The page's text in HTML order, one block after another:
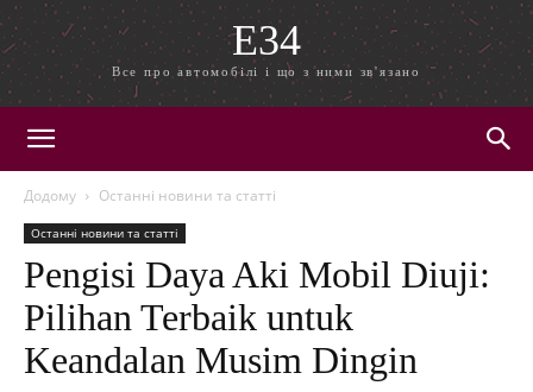
E34
Все про автомобілі і що з ними зв'язано
Додому Останні новини та статті
Останні новини та статті
Pengisi Daya Aki Mobil Diuji:
Pilihan Terbaik untuk
Keandalan Musim Dingin